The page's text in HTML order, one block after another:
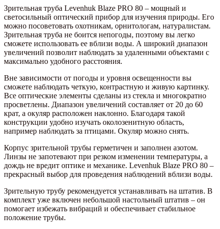
Зрительная труба Levenhuk Blaze PRO 80 – мощный и
светосильный оптический прибор для изучения природы. Его
можно посоветовать охотникам, орнитологам, натуралистам.
Зрительная труба не боится непогоды, поэтому вы легко
сможете использовать ее вблизи воды. А широкий диапазон
увеличений позволит наблюдать за удаленными объектами с
максимально удобного расстояния.
Вне зависимости от погоды и уровня освещенности вы
сможете наблюдать четкую, контрастную и живую картинку.
Все оптические элементы сделаны из стекла и многократно
просветлены. Диапазон увеличений составляет от 20 до 60
крат, а окуляр расположен наклонно. Благодаря такой
конструкции удобно изучать околозенитную область,
например наблюдать за птицами. Окуляр можно снять.
Корпус зрительной трубы герметичен и заполнен азотом.
Линзы не запотевают при резком изменении температуры, а
дождь не вредит оптике и механике. Levenhuk Blaze PRO 80 –
прекрасный выбор для проведения наблюдений вблизи воды.
Зрительную трубу рекомендуется устанавливать на штатив. В
комплект уже включен небольшой настольный штатив – он
помогает избежать вибраций и обеспечивает стабильное
положение трубы.